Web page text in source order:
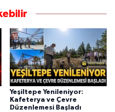
Yeşiltepe Yenileniyor:
Kafeterya ve Çevre
Düzenlemesi Başladı